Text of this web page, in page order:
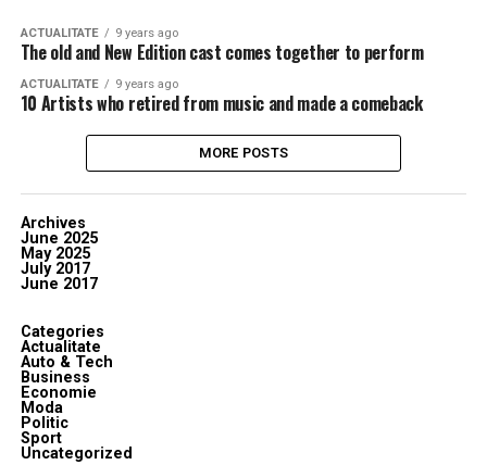
ACTUALITATE 9 years ago
The old and New Edition cast comes together to perform
ACTUALITATE 9 years ago
10 Artists who retired from music and made a comeback
MORE POSTS
Archives
June 2025
May 2025
July 2017
June 2017
Categories
Actualitate
Auto & Tech
Business
Economie
Moda
Politic
Sport
Uncategorized